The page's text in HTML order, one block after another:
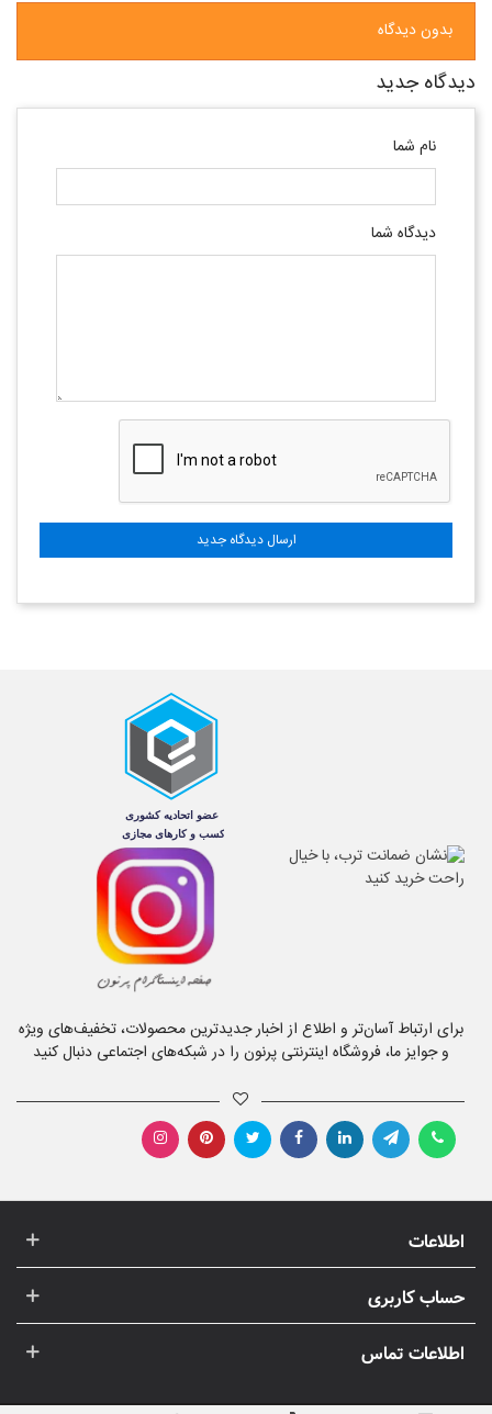
بدون دیدگاه
دیدگاه جدید
نام شما
دیدگاه شما
ارسال دیدگاه جدید
برای ارتباط آسان‌تر و اطلاع از اخبار جدیدترین محصولات، تخفیف‌های ویژه
و جوایز ما، فروشگاه اینترنتی پرنون را در شبکه‌های اجتماعی دنبال کنید
اطلاعات
حساب کاربری
اطلاعات تماس